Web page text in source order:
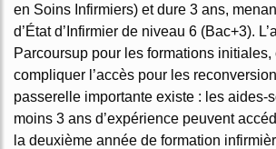
en Soins Infirmiers) et dure 3 ans,
d’État d’Infirmier de niveau 6 (Bac+3).
Parcoursup pour les formations initiales,
compliquer l’accès pour les
passerelle importante existe : les aides-
moins 3 ans d’expérience peuvent
la deuxième année de formation